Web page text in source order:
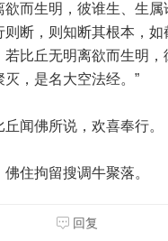
欲而生明，彼谁生、生属
则断，则知断其根本，
若比丘无明离欲而生明
，是名大空法经。”
闻佛所说，欢喜奉行。
住拘留搜调牛聚落。
丘：“我今当说缘起法法
回复